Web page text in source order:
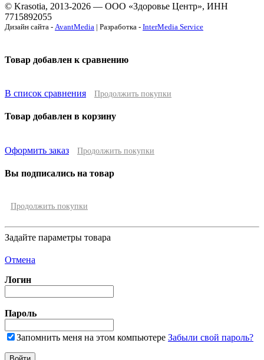
© Krasotia, 2013-2026 — ООО «Здоровье Центр», ИНН
7715892055
Дизайн сайта - AvantMedia | Разработка - InterMedia Service
Товар добавлен к сравнению
В список сравнения Продолжить покупки
Товар добавлен в корзину
Оформить заказ Продолжить покупки
Вы подписались на товар
Продолжить покупки
Задайте параметры товара
Отмена
Логин
Пароль
Запомнить меня на этом компьютере Забыли свой пароль?